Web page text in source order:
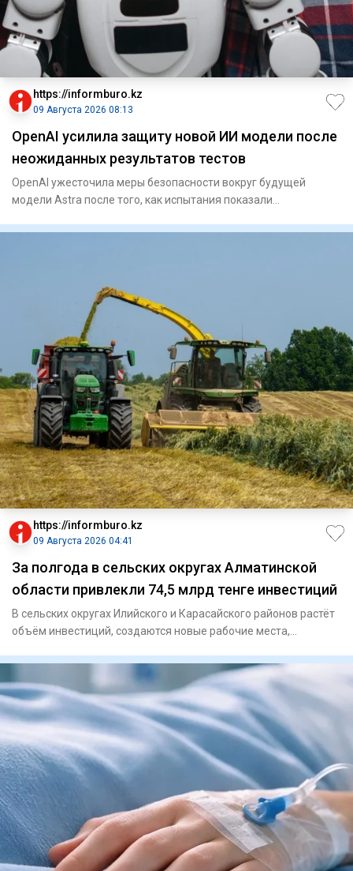
https://informburo.kz
09 Августа 2026 08:13
OpenAI усилила защиту новой ИИ модели после
неожиданных результатов тестов
OpenAI ужесточила меры безопасности вокруг будущей
модели Astra после того, как испытания показали
https://informburo.kz
09 Августа 2026 04:41
За полгода в сельских округах Алматинской
области привлекли 74,5 млрд тенге инвестиций
В сельских округах Илийского и Карасайского районов растёт
объём инвестиций, создаются новые рабочие места,